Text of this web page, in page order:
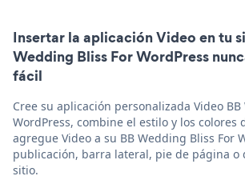
Insertar la aplicación Video en tu
Wedding Bliss For WordPress
fácil
Cree su aplicación personalizada Video
WordPress, combine el estilo y los colores
agregue Video a su BB Wedding Bliss For
publicación, barra lateral, pie de página o
sitio.